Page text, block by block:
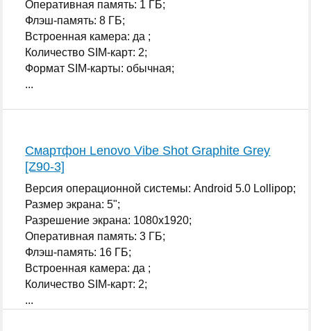
Оперативная память: 1 ГБ;
Флэш-память: 8 ГБ;
Встроенная камера: да ;
Количество SIM-карт: 2;
Формат SIM-карты: обычная;
...
Смартфон Lenovo Vibe Shot Graphite Grey
[Z90-3]
Версия операционной системы: Android 5.0 Lollipop;
Размер экрана: 5";
Разрешение экрана: 1080x1920;
Оперативная память: 3 ГБ;
Флэш-память: 16 ГБ;
Встроенная камера: да ;
Количество SIM-карт: 2;
...